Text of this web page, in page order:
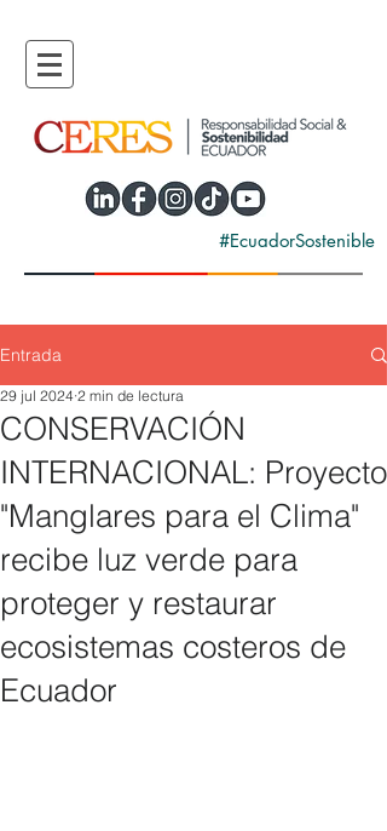
#EcuadorSostenible
Entrada
CONSERVACIÓN
INTERNACIONAL: Proyecto
"Manglares para el Clima"
recibe luz verde para
proteger y restaurar
ecosistemas costeros de
Ecuador
29 jul 2024 2 min de lectura